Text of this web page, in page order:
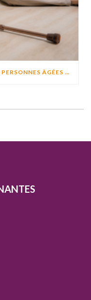
PRÉVENIR LES CHUTES CHEZ LES PERSONNES ÂGÉES À DOMICILE : CAUSES, RISQUES ET SOLUTIONS EFFICACES